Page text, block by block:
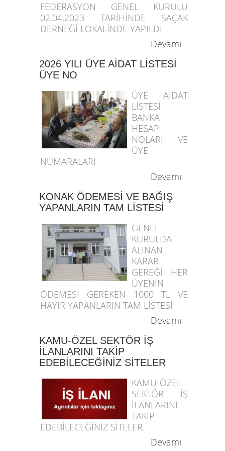
FEDERASYON GENEL KURULU
02.04.2023 TARİHİNDE SAÇAK
DERNEĞİ LOKALİNDE YAPILDI
Devamı
2026 YILI ÜYE AİDAT LİSTESİ
ÜYE NO
ÜYE AİDAT
LİSTESİ
BANKA
HESAP
NOLARI VE
ÜYE
NUMARALARI
Devamı
KONAK ÖDEMESİ VE BAĞIŞ
YAPANLARIN TAM LİSTESİ
GENEL
KURULDA
ALINAN
KARAR
GEREĞİ HER
ÜYENİN
ÖDEMESİ GEREKEN 1000 TL VE
HAYIR YAPANLARIN TAM LİSTESİ
Devamı
KAMU-ÖZEL SEKTÖR İŞ
İLANLARINI TAKİP
EDEBİLECEĞİNİZ SİTELER
KAMU-ÖZEL
SEKTÖR İŞ
İLANLARINI
TAKİP
EDEBİLECEĞİNİZ SİTELER..
Devamı